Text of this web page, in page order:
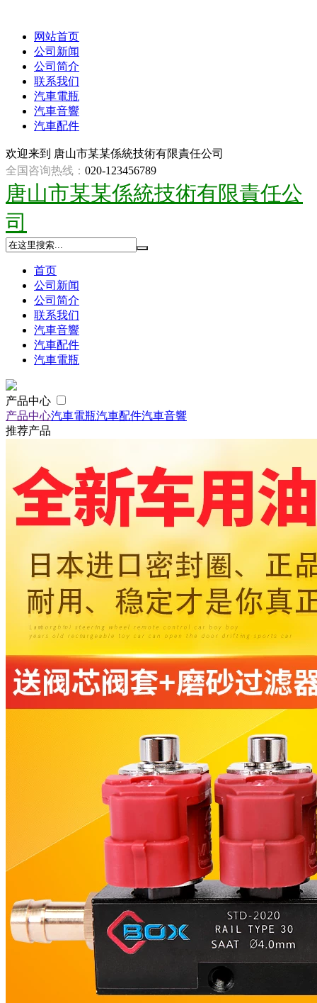
网站首页
公司新闻
公司简介
联系我们
汽車電瓶
汽車音響
汽車配件
欢迎来到 唐山市某某係統技術有限責任公司
全国咨询热线： 020-123456789
唐山市某某係統技術有限責任公
司
首页
公司新闻
公司简介
联系我们
汽車音響
汽車配件
汽車電瓶
产品中心
产品中心汽車電瓶汽車配件汽車音響
推荐产品